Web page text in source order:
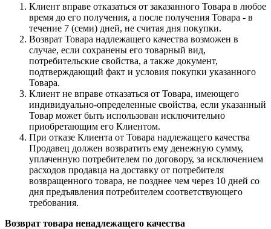
Клиент вправе отказаться от заказанного Товара в любое
время до его получения, а после получения Товара - в
течение 7 (семи) дней, не считая дня покупки.
Возврат Товара надлежащего качества возможен в
случае, если сохранены его товарный вид,
потребительские свойства, а также документ,
подтверждающий факт и условия покупки указанного
Товара.
Клиент не вправе отказаться от Товара, имеющего
индивидуально-определенные свойства, если указанный
Товар может быть использован исключительно
приобретающим его Клиентом.
При отказе Клиента от Товара надлежащего качества
Продавец должен возвратить ему денежную сумму,
уплаченную потребителем по договору, за исключением
расходов продавца на доставку от потребителя
возвращенного товара, не позднее чем через 10 дней со
дня предъявления потребителем соответствующего
требования.
Возврат товара ненадлежащего качества